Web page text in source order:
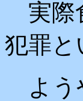
実際
犯罪
よう